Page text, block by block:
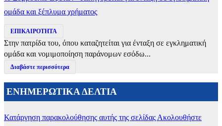
ομάδα και ξέπλυμα χρήματος
ΕΠΙΚΑΙΡΟΤΗΤΑ
Στην πατρίδα του, όπου καταζητείται για ένταξη σε εγκληματική
ομάδα και νομιμοποίηση παράνομων εσόδω...
Διαβάστε περισσότερα
ΕΝΗΜΕΡΩΤΙΚΑ ΔΕΛΤΙΑ
Κατάργηση παρακολούθησης αυτής της σελίδας Ακολουθήστε